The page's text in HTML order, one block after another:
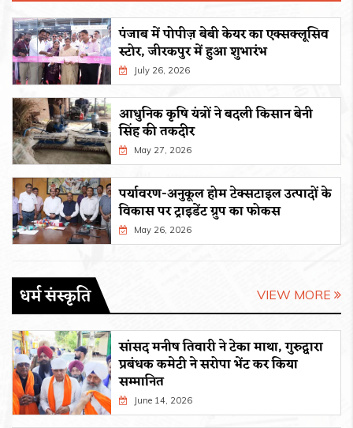
पंजाब में पोपीज़ बेबी केयर का एक्सक्लूसिव
स्टोर, जीरकपुर में हुआ शुभारंभ
July 26, 2026
आधुनिक कृषि यंत्रों ने बदली किसान बेनी
सिंह की तकदीर
May 27, 2026
पर्यावरण-अनुकूल होम टेक्सटाइल उत्पादों के
विकास पर ट्राइडेंट ग्रुप का फोकस
May 26, 2026
धर्म संस्कृति VIEW MORE
सांसद मनीष तिवारी ने टेका माथा, गुरुद्वारा
प्रबंधक कमेटी ने सरोपा भेंट कर किया
सम्मानित
June 14, 2026